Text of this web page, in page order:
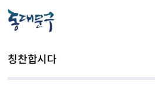
칭찬합시다